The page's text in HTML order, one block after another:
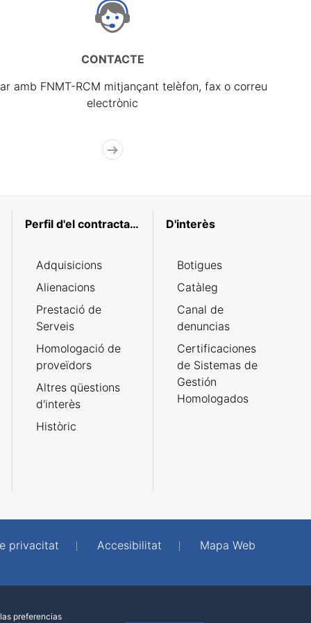
CONTACTE
amb FNMT-RCM mitjançant telèfon, fax o correu
electrònic
Perfil d'el contractant
Adquisicions
Alienacions
Prestació de
Serveis
Homologació de
proveïdors
Altres qüestions
d'interès
Històric
D'interès
Botigues
Catàleg
Canal de
denuncias
Certificaciones
de Sistemas de
Gestión
Homologados
privacitat Accesibilitat
Mapa Web
preferencias